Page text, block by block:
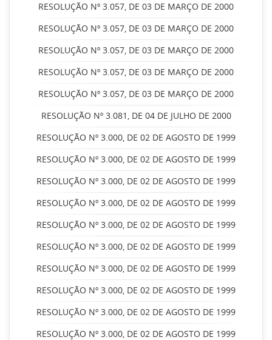
RESOLUÇÃO Nº 3.057, DE 03 DE MARÇO DE 2000
RESOLUÇÃO Nº 3.057, DE 03 DE MARÇO DE 2000
RESOLUÇÃO Nº 3.057, DE 03 DE MARÇO DE 2000
RESOLUÇÃO Nº 3.057, DE 03 DE MARÇO DE 2000
RESOLUÇÃO Nº 3.057, DE 03 DE MARÇO DE 2000
RESOLUÇÃO Nº 3.081, DE 04 DE JULHO DE 2000
RESOLUÇÃO Nº 3.000, DE 02 DE AGOSTO DE 1999
RESOLUÇÃO Nº 3.000, DE 02 DE AGOSTO DE 1999
RESOLUÇÃO Nº 3.000, DE 02 DE AGOSTO DE 1999
RESOLUÇÃO Nº 3.000, DE 02 DE AGOSTO DE 1999
RESOLUÇÃO Nº 3.000, DE 02 DE AGOSTO DE 1999
RESOLUÇÃO Nº 3.000, DE 02 DE AGOSTO DE 1999
RESOLUÇÃO Nº 3.000, DE 02 DE AGOSTO DE 1999
RESOLUÇÃO Nº 3.000, DE 02 DE AGOSTO DE 1999
RESOLUÇÃO Nº 3.000, DE 02 DE AGOSTO DE 1999
RESOLUÇÃO Nº 3.000, DE 02 DE AGOSTO DE 1999